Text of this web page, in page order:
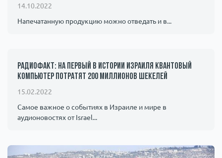
14.10.2022
Напечатанную продукцию можно отведать и в...
Радиофакт: на первый в истории Израиля квантовый
компьютер потратят 200 миллионов шекелей
15.02.2022
Самое важное о событиях в Израиле и мире в
аудионовостях от Israel...